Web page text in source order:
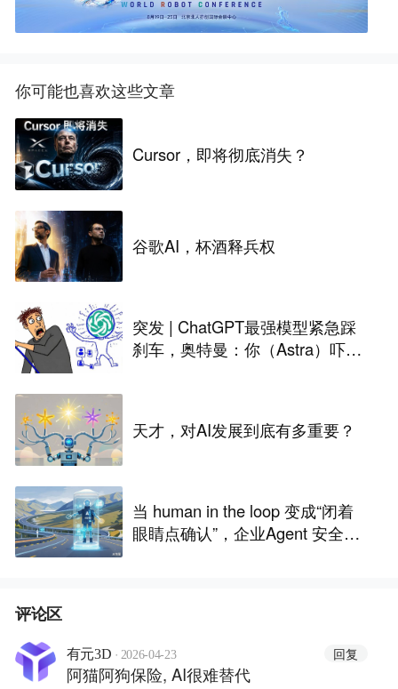
你可能也喜欢这些文章
Cursor，即将彻底消失？
谷歌AI，杯酒释兵权
突发 | ChatGPT最强模型紧急踩
刹车，奥特曼：你（Astra）吓到
天才，对AI发展到底有多重要？
当 human in the loop 变成“闭着
眼睛点确认”，企业Agent 安全还
评论区
有元3D · 2026-04-23 回复
阿猫阿狗保险, AI很难替代